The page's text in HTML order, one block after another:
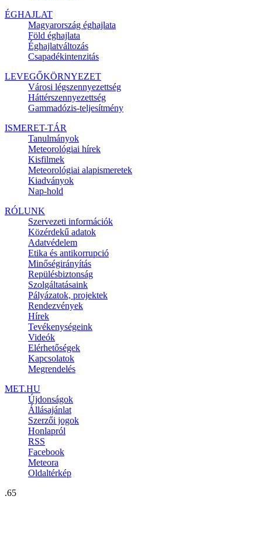
ÉGHAJLAT
Magyarország éghajlata
Föld éghajlata
Éghajlatváltozás
Csapadékintenzitás
LEVEGŐKÖRNYEZET
Városi légszennyezettség
Háttérszennyezettség
Gammadózis-teljesítmény
ISMERET-TÁR
Tanulmányok
Meteorológiai hírek
Kisfilmek
Meteorológiai alapismeretek
Kiadványok
Nap-hold
RÓLUNK
Szervezeti információk
Közérdekű adatok
Adatvédelem
Etika és antikorrupció
Minőségirányítás
Repülésbiztonság
Szolgáltatásaink
Pályázatok, projektek
Rendezvények
Hírek
Tevékenységeink
Videók
Elérhetőségek
Kapcsolatok
Megrendelés
MET.HU
Újdonságok
Állásajánlat
Szerzői jogok
Honlapról
RSS
Facebook
Meteora
Oldaltérkép
.65